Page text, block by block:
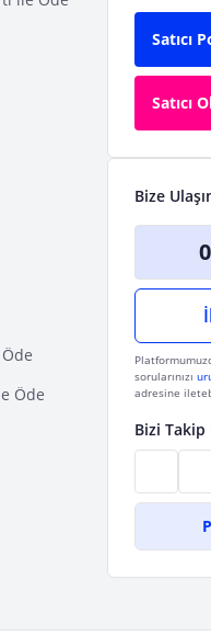
Öde
Satıcı
Satıcı
Bize
sorularınızı
adresine
Bizi Takip